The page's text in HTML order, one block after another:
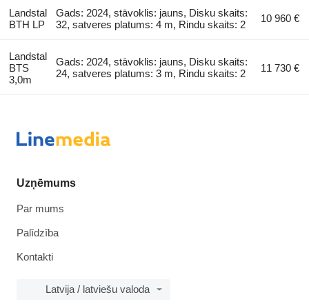
Landstal
BTH LP
Gads: 2024, stāvoklis: jauns, Disku skaits:
32, satveres platums: 4 m, Rindu skaits: 2
10 960 €
Landstal
BTS
3,0m
Gads: 2024, stāvoklis: jauns, Disku skaits:
24, satveres platums: 3 m, Rindu skaits: 2
11 730 €
Uzņēmums
Par mums
Palīdzība
Kontakti
Latvija / latviešu valoda